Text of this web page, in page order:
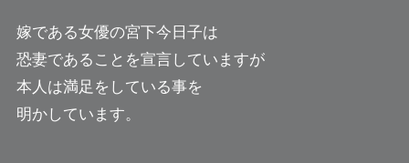
嫁である女優の宮下今日子は
恐妻であることを宣言していますが
本人は満足をしている事を
明かしています。